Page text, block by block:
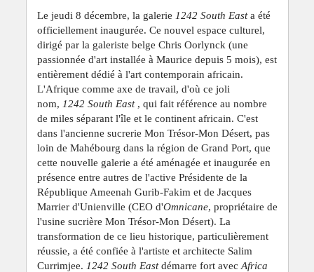
Le jeudi 8 décembre, la galerie 1242 South Easta été
officiellement inaugurée. Ce nouvel espace culturel,
dirigé par la galeriste belge Chris Oorlynck (une
passionnée d'art installée à Maurice depuis 5 mois), est
entièrement dédié à l'art contemporain africain.
L'Afrique comme axe de travail, d'où ce joli
nom, 1242 South East, qui fait référence au nombre
de miles séparant l'île et le continent africain. C'est
dans l'ancienne sucrerie Mon Trésor-Mon Désert, pas
loin de Mahébourg dans la région de Grand Port, que
cette nouvelle galerie a été aménagée et inaugurée en
présence entre autres de l'active Présidente de la
République Ameenah Gurib-Fakim et de Jacques
Marrier d'Unienville (CEO d'Omnicane, propriétaire de
l'usine sucrière Mon Trésor-Mon Désert). La
transformation de ce lieu historique, particulièrement
réussie, a été confiée à l'artiste et architecte Salim
Currimjee. 1242 South Eastdémarre fort avec Africa